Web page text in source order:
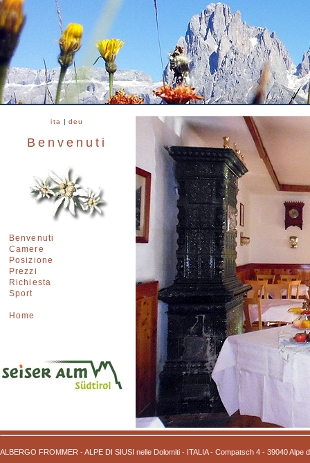
ita |deu
Benvenuti
Benvenuti
Camere
Posizione
Prezzi
Richiesta
Sport
Home
ALBERGO FROMMER - ALPE DI SIUSI nelle Dolomiti - ITALIA - Compatsch 4 - 39040 Alpe